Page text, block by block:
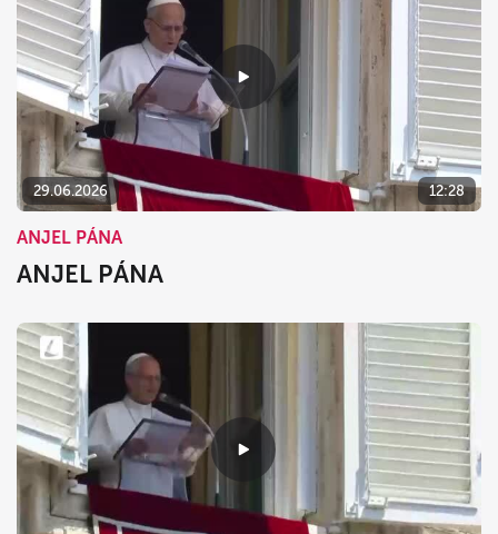
29.06.2026 12:28
ANJEL PÁNA
ANJEL PÁNA